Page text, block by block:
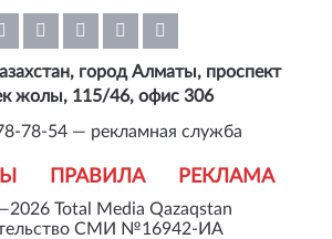
Total Media Qazaqstan
СМИ №16942-ИА
ПРАВИЛА РЕКЛАМА
город Алматы, проспект
жолы, 115/46, офис 306
78-54 — рекламная служба